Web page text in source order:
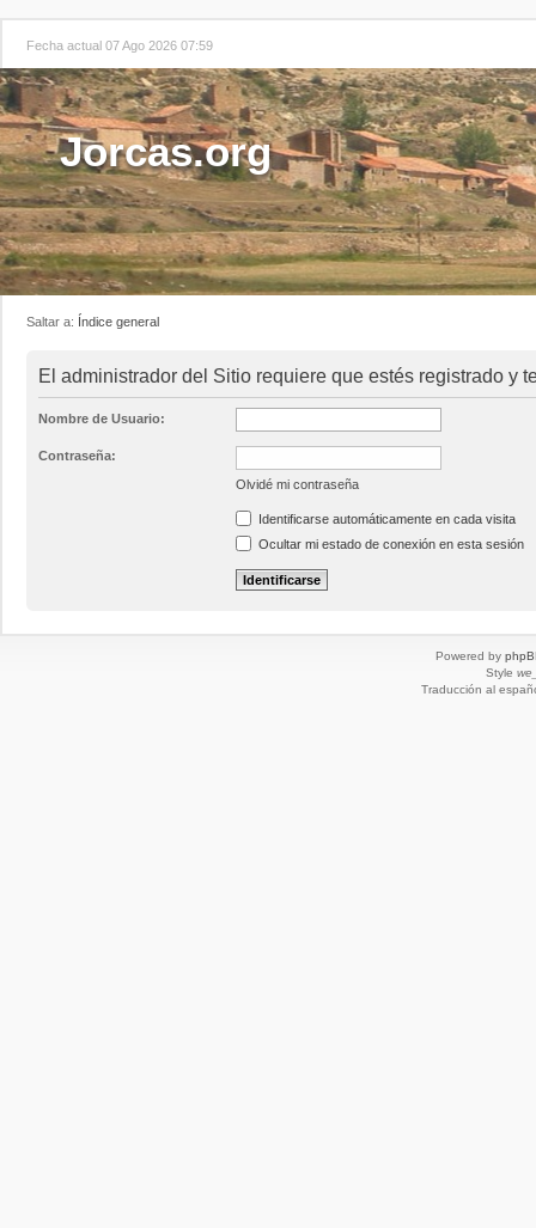
Fecha actual 07 Ago 2026 07:59
Jorcas.org
Saltar a: Índice general
El administrador del Sitio requiere que estés registrado y
Nombre de Usuario:
Contraseña:
Olvidé mi contraseña
Identificarse automáticamente en cada visita
Ocultar mi estado de conexión en esta sesión
Powered by
Style
Traducción al